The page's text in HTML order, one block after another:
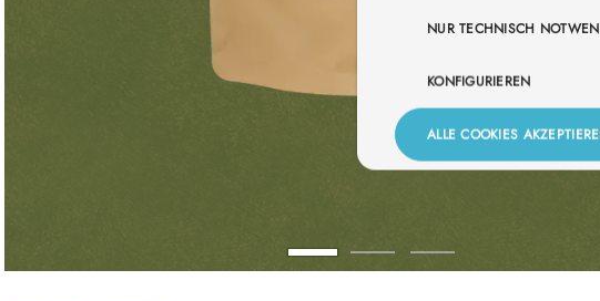
NUR TECHNISCH
KONFIGURIEREN
ALLE COOKIES